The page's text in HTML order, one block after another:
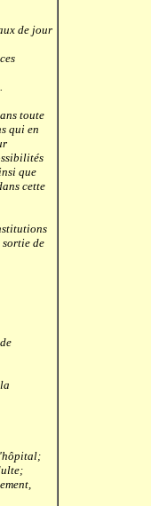
de jour
toute
qui en
que
cette
sortie de